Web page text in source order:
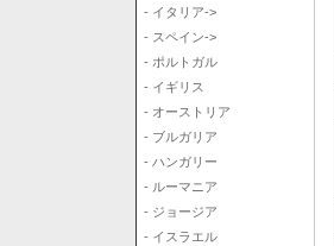
- イタリア->
- スペイン->
- ポルトガル
- イギリス
- オーストリア
- ブルガリア
- ハンガリー
- ルーマニア
- ジョージア
- イスラエル